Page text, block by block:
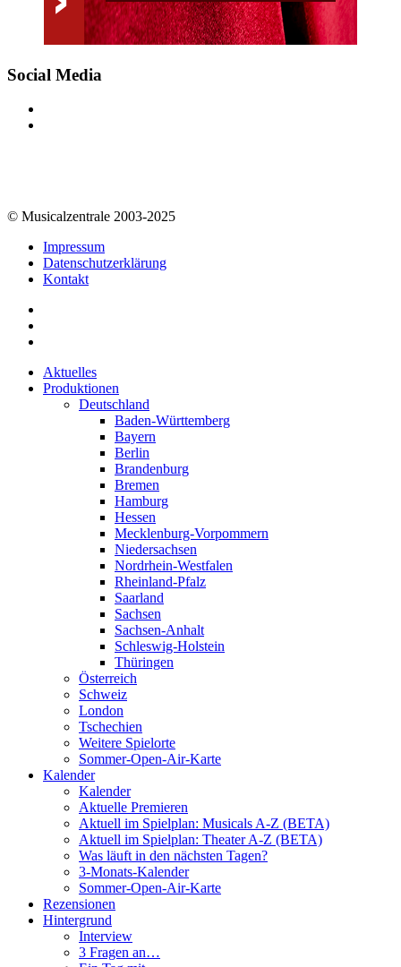
Social Media
© Musicalzentrale 2003-2025
Impressum
Datenschutzerklärung
Kontakt
Aktuelles
Produktionen
Deutschland
Baden-Württemberg
Bayern
Berlin
Brandenburg
Bremen
Hamburg
Hessen
Mecklenburg-Vorpommern
Niedersachsen
Nordrhein-Westfalen
Rheinland-Pfalz
Saarland
Sachsen
Sachsen-Anhalt
Schleswig-Holstein
Thüringen
Österreich
Schweiz
London
Tschechien
Weitere Spielorte
Sommer-Open-Air-Karte
Kalender
Kalender
Aktuelle Premieren
Aktuell im Spielplan: Musicals A-Z (BETA)
Aktuell im Spielplan: Theater A-Z (BETA)
Was läuft in den nächsten Tagen?
3-Monats-Kalender
Sommer-Open-Air-Karte
Rezensionen
Hintergrund
Interview
3 Fragen an…